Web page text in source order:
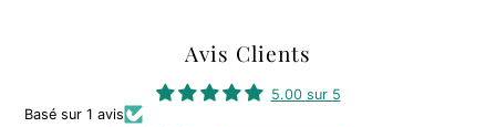
Avis Clients
5.00 sur 5
Basé sur 1 avis